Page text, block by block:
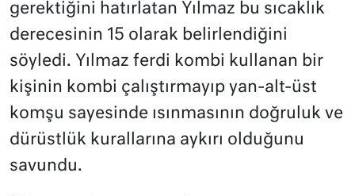
gerektiğini hatırlatan Yılmaz bu sıcaklık
derecesinin 15 olarak belirlendiğini
söyledi. Yılmaz ferdi kombi kullanan bir
kişinin kombi çalıştırmayıp yan-alt-üst
komşu sayesinde ısınmasının doğruluk ve
dürüstlük kurallarına aykırı olduğunu
savundu.